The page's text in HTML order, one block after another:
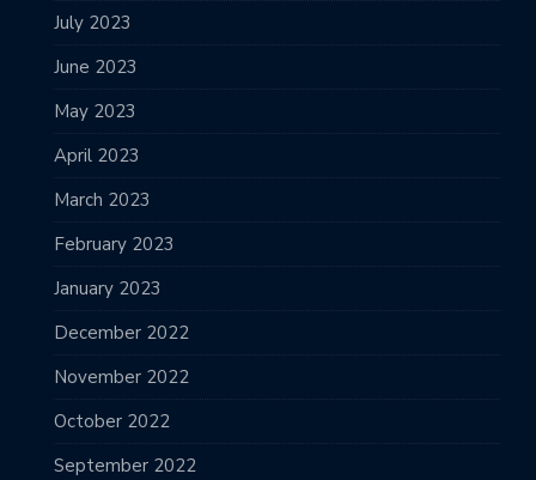
July 2023
June 2023
May 2023
April 2023
March 2023
February 2023
January 2023
December 2022
November 2022
October 2022
September 2022